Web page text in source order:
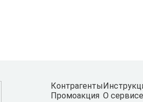
Контрагенты
Промоакция О сервисе